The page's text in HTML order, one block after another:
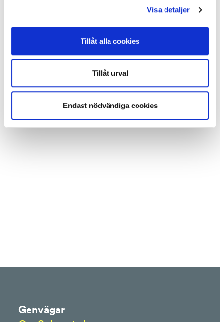
Visa detaljer
Tillåt alla cookies
Tillåt urval
Endast nödvändiga cookies
Genvägar